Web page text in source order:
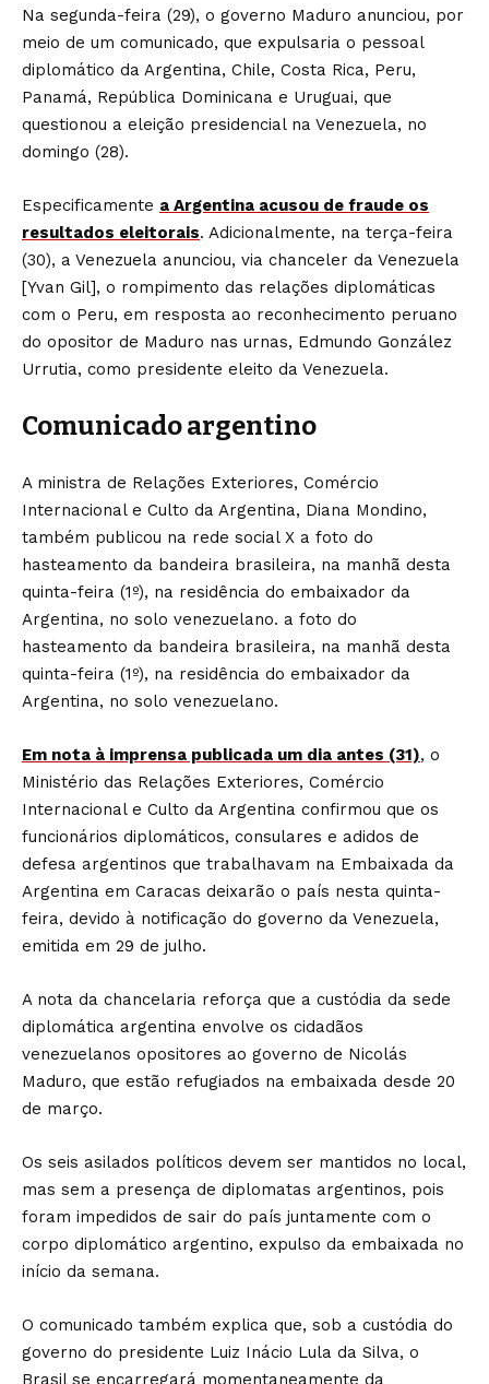
Na segunda-feira (29), o governo Maduro anunciou, por
meio de um comunicado, que expulsaria o pessoal
diplomático da Argentina, Chile, Costa Rica, Peru,
Panamá, República Dominicana e Uruguai, que
questionou a eleição presidencial na Venezuela, no
domingo (28).
Especificamente a Argentina acusou de fraude os
resultados eleitorais. Adicionalmente, na terça-feira
(30), a Venezuela anunciou, via chanceler da Venezuela
[Yvan Gil], o rompimento das relações diplomáticas
com o Peru, em resposta ao reconhecimento peruano
do opositor de Maduro nas urnas, Edmundo González
Urrutia, como presidente eleito da Venezuela.
Comunicado argentino
A ministra de Relações Exteriores, Comércio
Internacional e Culto da Argentina, Diana Mondino,
também publicou na rede social X a foto do
hasteamento da bandeira brasileira, na manhã desta
quinta-feira (1º), na residência do embaixador da
Argentina, no solo venezuelano. a foto do
hasteamento da bandeira brasileira, na manhã desta
quinta-feira (1º), na residência do embaixador da
Argentina, no solo venezuelano.
Em nota à imprensa publicada um dia antes (31), o
Ministério das Relações Exteriores, Comércio
Internacional e Culto da Argentina confirmou que os
funcionários diplomáticos, consulares e adidos de
defesa argentinos que trabalhavam na Embaixada da
Argentina em Caracas deixarão o país nesta quinta-
feira, devido à notificação do governo da Venezuela,
emitida em 29 de julho.
A nota da chancelaria reforça que a custódia da sede
diplomática argentina envolve os cidadãos
venezuelanos opositores ao governo de Nicolás
Maduro, que estão refugiados na embaixada desde 20
de março.
Os seis asilados políticos devem ser mantidos no local,
mas sem a presença de diplomatas argentinos, pois
foram impedidos de sair do país juntamente com o
corpo diplomático argentino, expulso da embaixada no
início da semana.
O comunicado também explica que, sob a custódia do
governo do presidente Luiz Inácio Lula da Silva, o
Brasil se encarregará momentaneamente da